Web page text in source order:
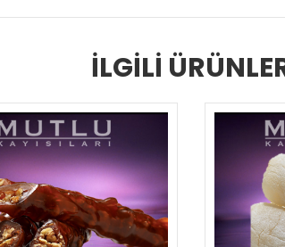
İLGİLİ